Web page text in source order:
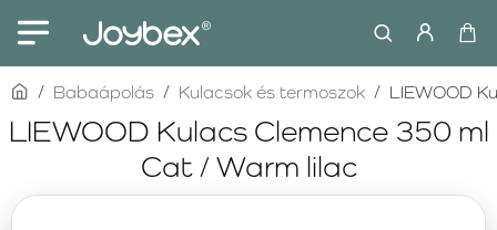
LIEWOOD Kulacs Clemence 350 ml
Cat / Warm lilac
homeBabaápolás Kulacsok és termoszok LIEWOOD